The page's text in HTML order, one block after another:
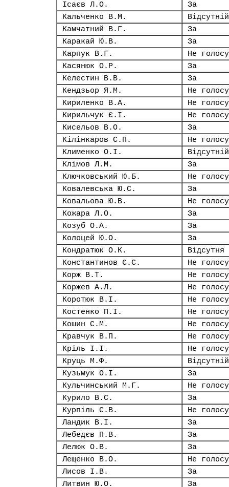
Ісаєв Л.О.
За
Кальченко В.М.
Відсутній
Камчатний В.Г.
За
Каракай Ю.В.
За
Карпук В.Г.
Не
Касянюк О.Р.
За
Келестин В.В.
За
Кендзьор Я.М.
Не
Кириленко В.А.
Не
Кирильчук Є.І.
Не
Кисельов В.О.
За
Кілінкаров С.П.
Не
Клименко О.І.
Відсутній
Клімов Л.М.
За
Ключковський Ю.Б.
Не
Ковалевська Ю.С.
За
Ковальова Ю.В.
Не
Кожара Л.О.
За
Козуб О.А.
За
Колоцей Ю.О.
За
Кондратюк О.К.
Відсутня
Константинов Є.С.
Не
Корж В.Т.
Не
Коржев А.Л.
Не
Коротюк В.І.
Не
Костенко П.І.
Не
Кошин С.М.
Не
Кравчук В.П.
Не
Кріль І.І.
Не
Круць М.Ф.
Відсутній
Кузьмук О.І.
За
Кульчинський М.Г.
Не
Курило В.С.
За
Курпіль С.В.
Не
Ландик В.І.
За
Лебедєв П.В.
За
Лелюк О.В.
За
Лещенко В.О.
Не
Лисов І.В.
За
Литвин Ю.О.
За